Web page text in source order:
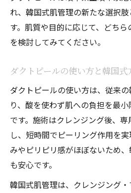
れ、韓国式肌管理の新たな選択
す。肌質や目的に応じて、どち
を検討してみてください。
ダクトピールの使い方と韓国式
ダクトピールの使い方は、従来
り、酸を使わず肌への負担を最
です。施術はクレンジング後、
し、短時間でピーリング作用を
みやピリピリ感がほぼないため
も安心です。
韓国式肌管理は、クレンジング